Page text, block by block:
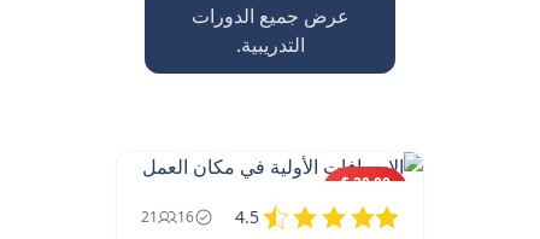
عرض جميع الدورات
التدريبية.
20.00 $
200.00 $
4.5
16
21